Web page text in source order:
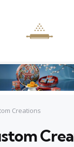
Creations